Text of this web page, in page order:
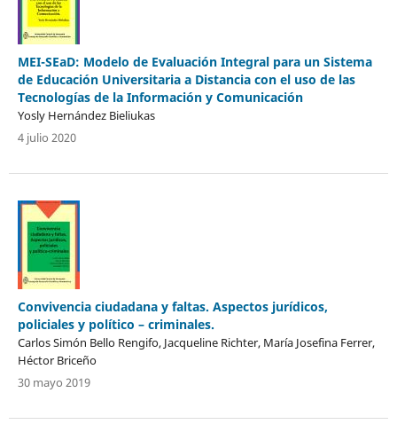
MEI-SEaD: Modelo de Evaluación Integral para un Sistema
de Educación Universitaria a Distancia con el uso de las
Tecnologías de la Información y Comunicación
Yosly Hernández Bieliukas
4 julio 2020
Convivencia ciudadana y faltas. Aspectos jurídicos,
policiales y político – criminales.
Carlos Simón Bello Rengifo, Jacqueline Richter, María Josefina Ferrer,
Héctor Briceño
30 mayo 2019